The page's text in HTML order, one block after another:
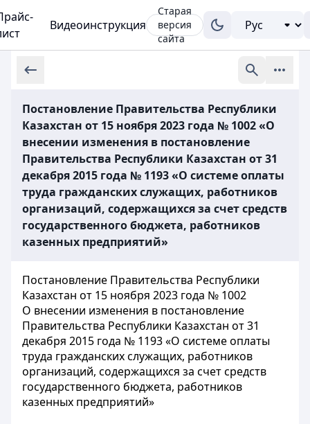
Видеоинструкция
Старая
версия
сайта
Постановление Правительства Республики
Казахстан от 15 ноября 2023 года № 1002 «О
внесении изменения в постановление
Правительства Республики Казахстан от 31
декабря 2015 года № 1193 «О системе оплаты
труда гражданских служащих, работников
организаций, содержащихся за счет средств
государственного бюджета, работников
казенных предприятий»
Постановление Правительства Республики
Казахстан от 15 ноября 2023 года № 1002
О внесении изменения в постановление
Правительства Республики Казахстан от 31
декабря 2015 года № 1193 «О системе оплаты
труда гражданских служащих, работников
организаций, содержащихся за счет средств
государственного бюджета, работников
казенных предприятий»